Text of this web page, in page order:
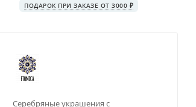
ПОДАРОК ПРИ ЗАКАЗЕ ОТ 3000 ₽
Серебряные украшения с